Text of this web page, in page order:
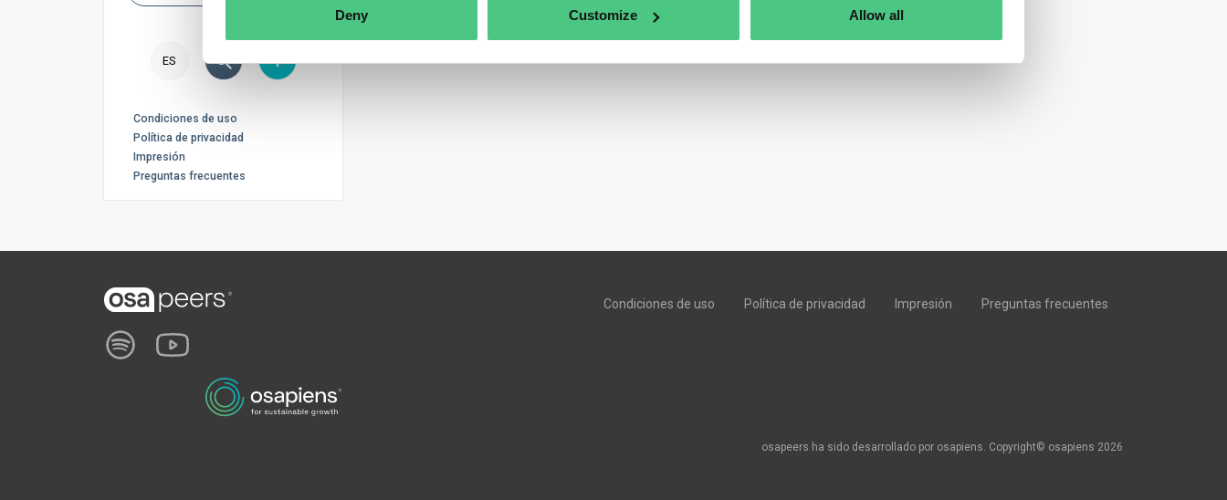
Deny Customize Allow all
ES
Condiciones de uso
Política de privacidad
Impresión
Preguntas frecuentes
Condiciones de uso Política de privacidad Impresión Preguntas frecuentes
osapeers ha sido desarrollado por osapiens. Copyright© osapiens 2026